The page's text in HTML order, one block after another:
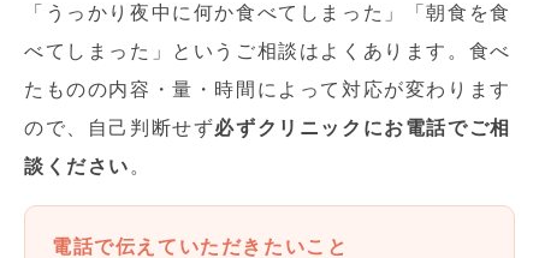
「うっかり夜中に何か食べてしまった」「朝食を食
べてしまった」というご相談はよくあります。食べ
たものの内容・量・時間によって対応が変わります
ので、自己判断せず必ずクリニックにお電話でご相
談ください 。
電話で伝えていただきたいこと